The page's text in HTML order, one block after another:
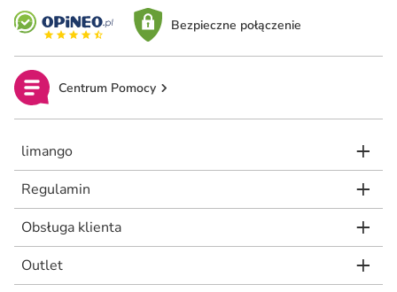
Bezpieczne połączenie
Centrum Pomocy
limango
Regulamin
Obsługa klienta
Outlet